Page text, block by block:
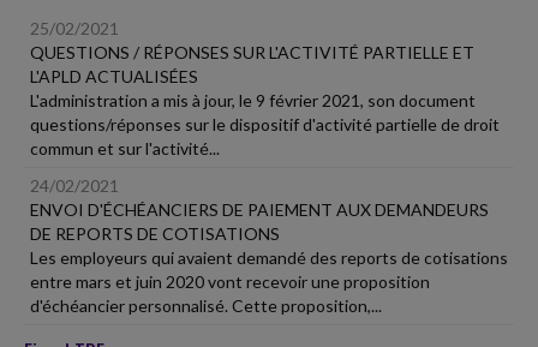
25/02/2021
QUESTIONS / RÉPONSES SUR L'ACTIVITÉ PARTIELLE ET
L'APLD ACTUALISÉES
L'administration a mis à jour, le 9 février 2021, son document
questions/réponses sur le dispositif d'activité partielle de droit
commun et sur l'activité...
24/02/2021
ENVOI D'ÉCHÉANCIERS DE PAIEMENT AUX DEMANDEURS
DE REPORTS DE COTISATIONS
Les employeurs qui avaient demandé des reports de cotisations
entre mars et juin 2020 vont recevoir une proposition
d'échéancier personnalisé. Cette proposition,...